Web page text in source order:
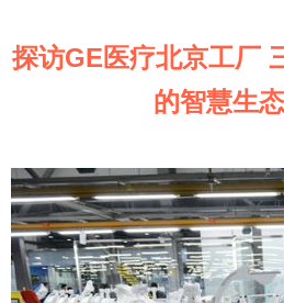
探访GE医疗北京工厂
的智慧生